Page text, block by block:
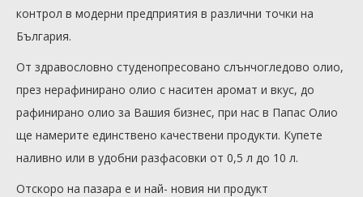
контрол в модерни предприятия в различни точки на
България.
От здравословно студенопресовано слънчогледово олио,
през нерафинирано олио с наситен аромат и вкус, до
рафинирано олио за Вашия бизнес, при нас в Папас Олио
ще намерите единствено качествени продукти. Купете
наливно или в удобни разфасовки от 0,5 л до 10 л.
Отскоро на пазара е и най- новия ни продукт